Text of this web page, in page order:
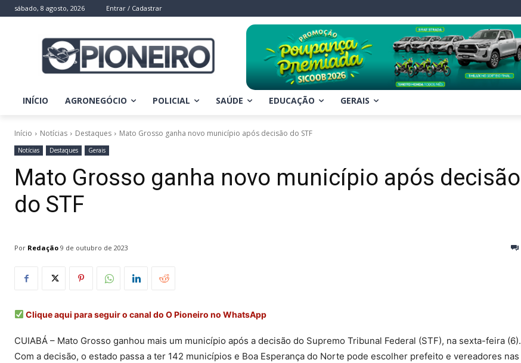
sábado, 8 agosto, 2026 Entrar / Cadastrar
INÍCIO AGRONEGÓCIO POLICIAL SAÚDE EDUCAÇÃO GERAIS
Início Notícias Destaques Mato Grosso ganha novo município após decisão do STF
Notícias Destaques Gerais
Mato Grosso ganha novo município após decisão
do STF
Por Redação 9 de outubro de 2023
Clique aqui para seguir o canal do O Pioneiro no WhatsApp
CUIABÁ – Mato Grosso ganhou mais um município após a decisão do Supremo Tribunal Federal (STF), na sexta-feira (6).
Com a decisão, o estado passa a ter 142 municípios e Boa Esperança do Norte pode escolher prefeito e vereadores nas